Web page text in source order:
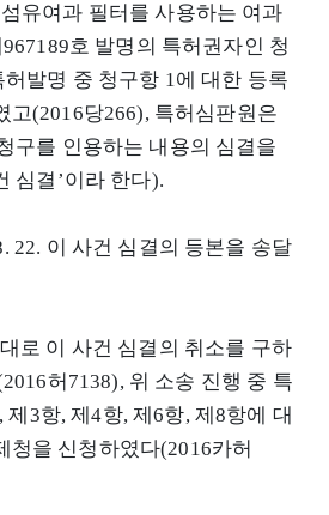
유여과 필터를 사용하는 여과
호 발명의 특허권자인 청
발명 중 청구항 1에 대한 등록
고(2016당266), 특허심판원은
구를 인용하는 내용의 심결을
심결’이라 한다).
22. 이 사건 심결의 등본을 송달
로 이 사건 심결의 취소를 구하
허7138), 위 소송 진행 중 특
3항, 제4항, 제6항, 제8항에 대
청을 신청하였다(2016카허